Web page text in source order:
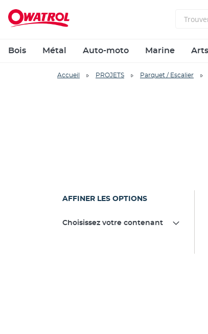
Bois Métal Auto-moto Marine
Accueil PROJETS Parquet / Escalier
AFFINER LES OPTIONS
Choisissez votre contenant